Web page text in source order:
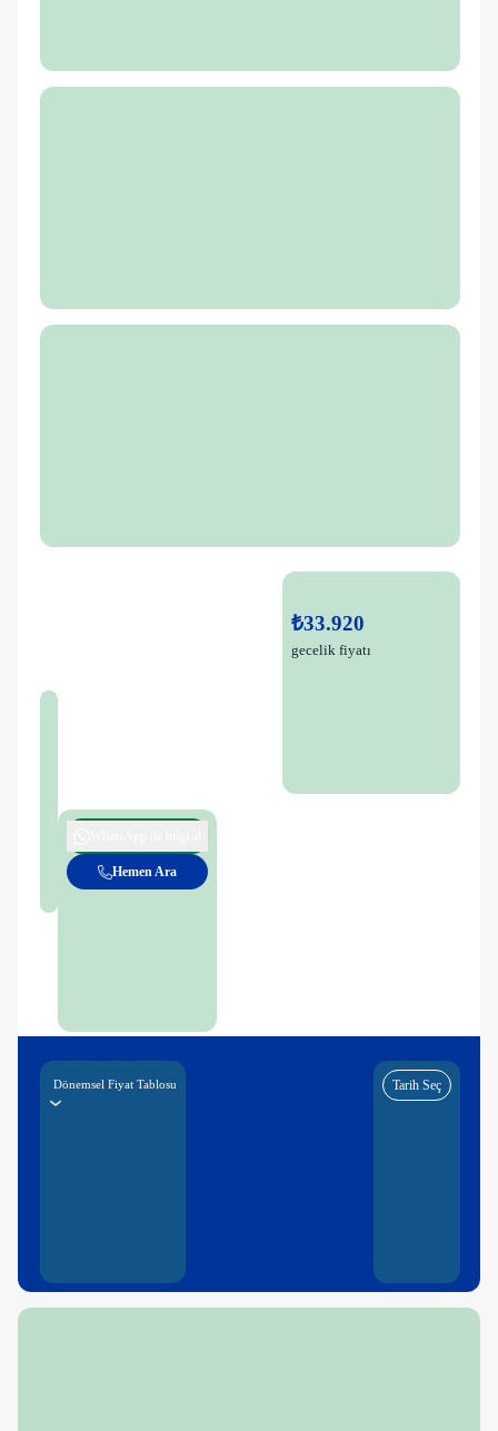
₺33.920
gecelik fiyatı
Hemen Ara
Dönemsel Fiyat Tablosu Tarih Seç